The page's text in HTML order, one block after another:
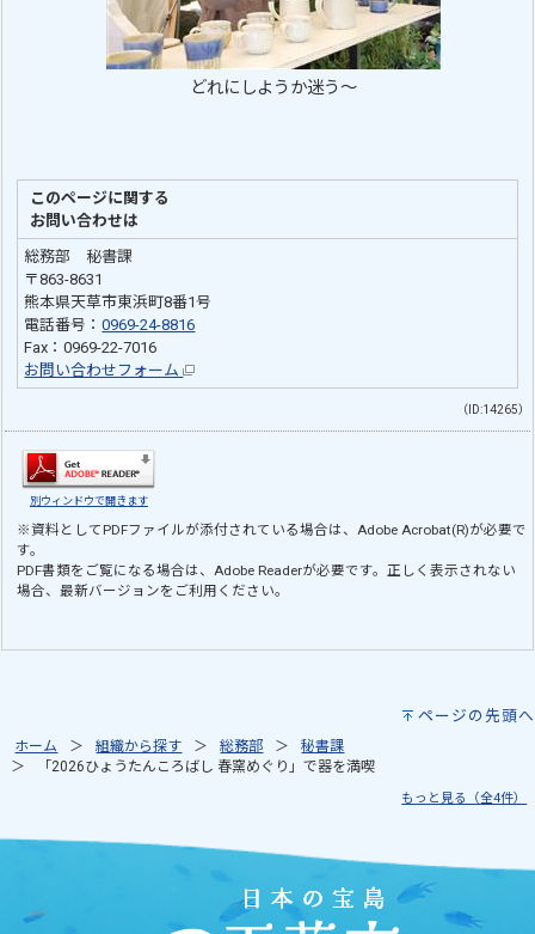
どれにしようか迷う～
このページに関する
お問い合わせは
総務部 秘書課
〒863-8631
熊本県天草市東浜町8番1号
電話番号：0969-24-8816
Fax：0969-22-7016
お問い合わせフォーム
（ID:14265）
別ウィンドウで開きます
※資料としてPDFファイルが添付されている場合は、Adobe Acrobat(R)が必要で
す。
PDF書類をご覧になる場合は、Adobe Readerが必要です。正しく表示されない
場合、最新バージョンをご利用ください。
ページの先頭へ
ホーム 組織から探す 総務部
秘書課
「2026ひょうたんころばし 春窯めぐり」で器を満喫
もっと見る（全4件）